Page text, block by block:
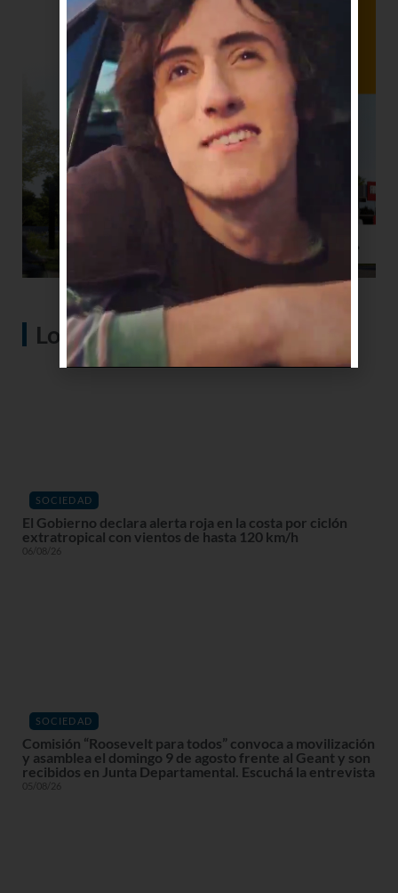
Lo más visto
SOCIEDAD
El Gobierno declara alerta roja en la costa por ciclón
extratropical con vientos de hasta 120 km/h
06/08/26
SOCIEDAD
Comisión “Roosevelt para todos” convoca a movilización
y asamblea el domingo 9 de agosto frente al Geant y son
recibidos en Junta Departamental. Escuchá la entrevista
05/08/26